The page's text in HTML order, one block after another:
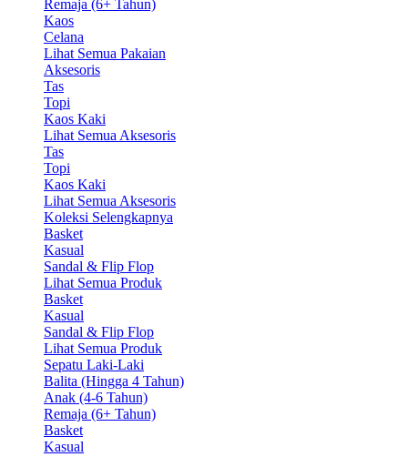
Remaja (6+ Tahun)
Kaos
Celana
Lihat Semua Pakaian
Aksesoris
Tas
Topi
Kaos Kaki
Lihat Semua Aksesoris
Tas
Topi
Kaos Kaki
Lihat Semua Aksesoris
Koleksi Selengkapnya
Basket
Kasual
Sandal & Flip Flop
Lihat Semua Produk
Basket
Kasual
Sandal & Flip Flop
Lihat Semua Produk
Sepatu Laki-Laki
Balita (Hingga 4 Tahun)
Anak (4-6 Tahun)
Remaja (6+ Tahun)
Basket
Kasual